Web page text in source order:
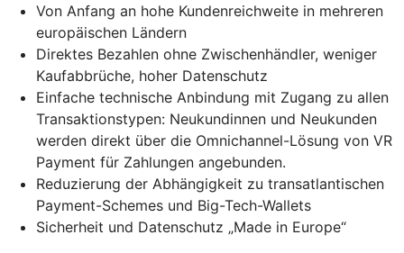
Von Anfang an hohe Kundenreichweite in mehreren
europäischen Ländern
Direktes Bezahlen ohne Zwischenhändler, weniger
Kaufabbrüche, hoher Datenschutz
Einfache technische Anbindung mit Zugang zu allen
Transaktionstypen: Neukundinnen und Neukunden
werden direkt über die Omnichannel-Lösung von VR
Payment für Zahlungen angebunden.
Reduzierung der Abhängigkeit zu transatlantischen
Payment-Schemes und Big-Tech-Wallets
Sicherheit und Datenschutz „Made in Europe“